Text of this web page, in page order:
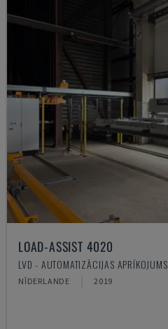
LOAD-ASSIST 4020
LVD - AUTOMATIZĀCIJAS APRĪKOJUMS
NĪDERLANDE 2019